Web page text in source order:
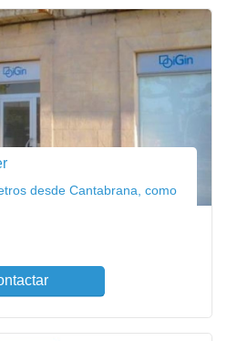
desde Cantabrana, como